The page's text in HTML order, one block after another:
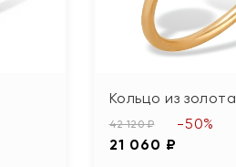
Кольцо из золота
42 120 ₽
21 060 ₽
-50%